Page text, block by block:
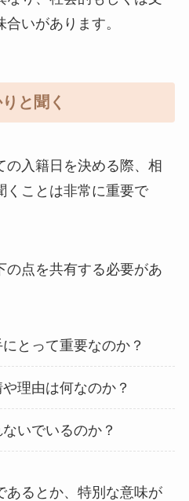
いがあります。
と聞く
入籍日を決める際、相
くことは非常に重要で
の点を共有する必要があ
とって重要なのか？
理由は何なのか？
いでいるのか？
あるとか、特別な意味が